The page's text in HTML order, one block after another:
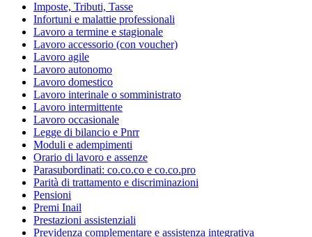
Imposte, Tributi, Tasse
Infortuni e malattie professionali
Lavoro a termine e stagionale
Lavoro accessorio (con voucher)
Lavoro agile
Lavoro autonomo
Lavoro domestico
Lavoro interinale o somministrato
Lavoro intermittente
Lavoro occasionale
Legge di bilancio e Pnrr
Moduli e adempimenti
Orario di lavoro e assenze
Parasubordinati: co.co.co e co.co.pro
Parità di trattamento e discriminazioni
Pensioni
Premi Inail
Prestazioni assistenziali
Previdenza complementare e assistenza integrativa